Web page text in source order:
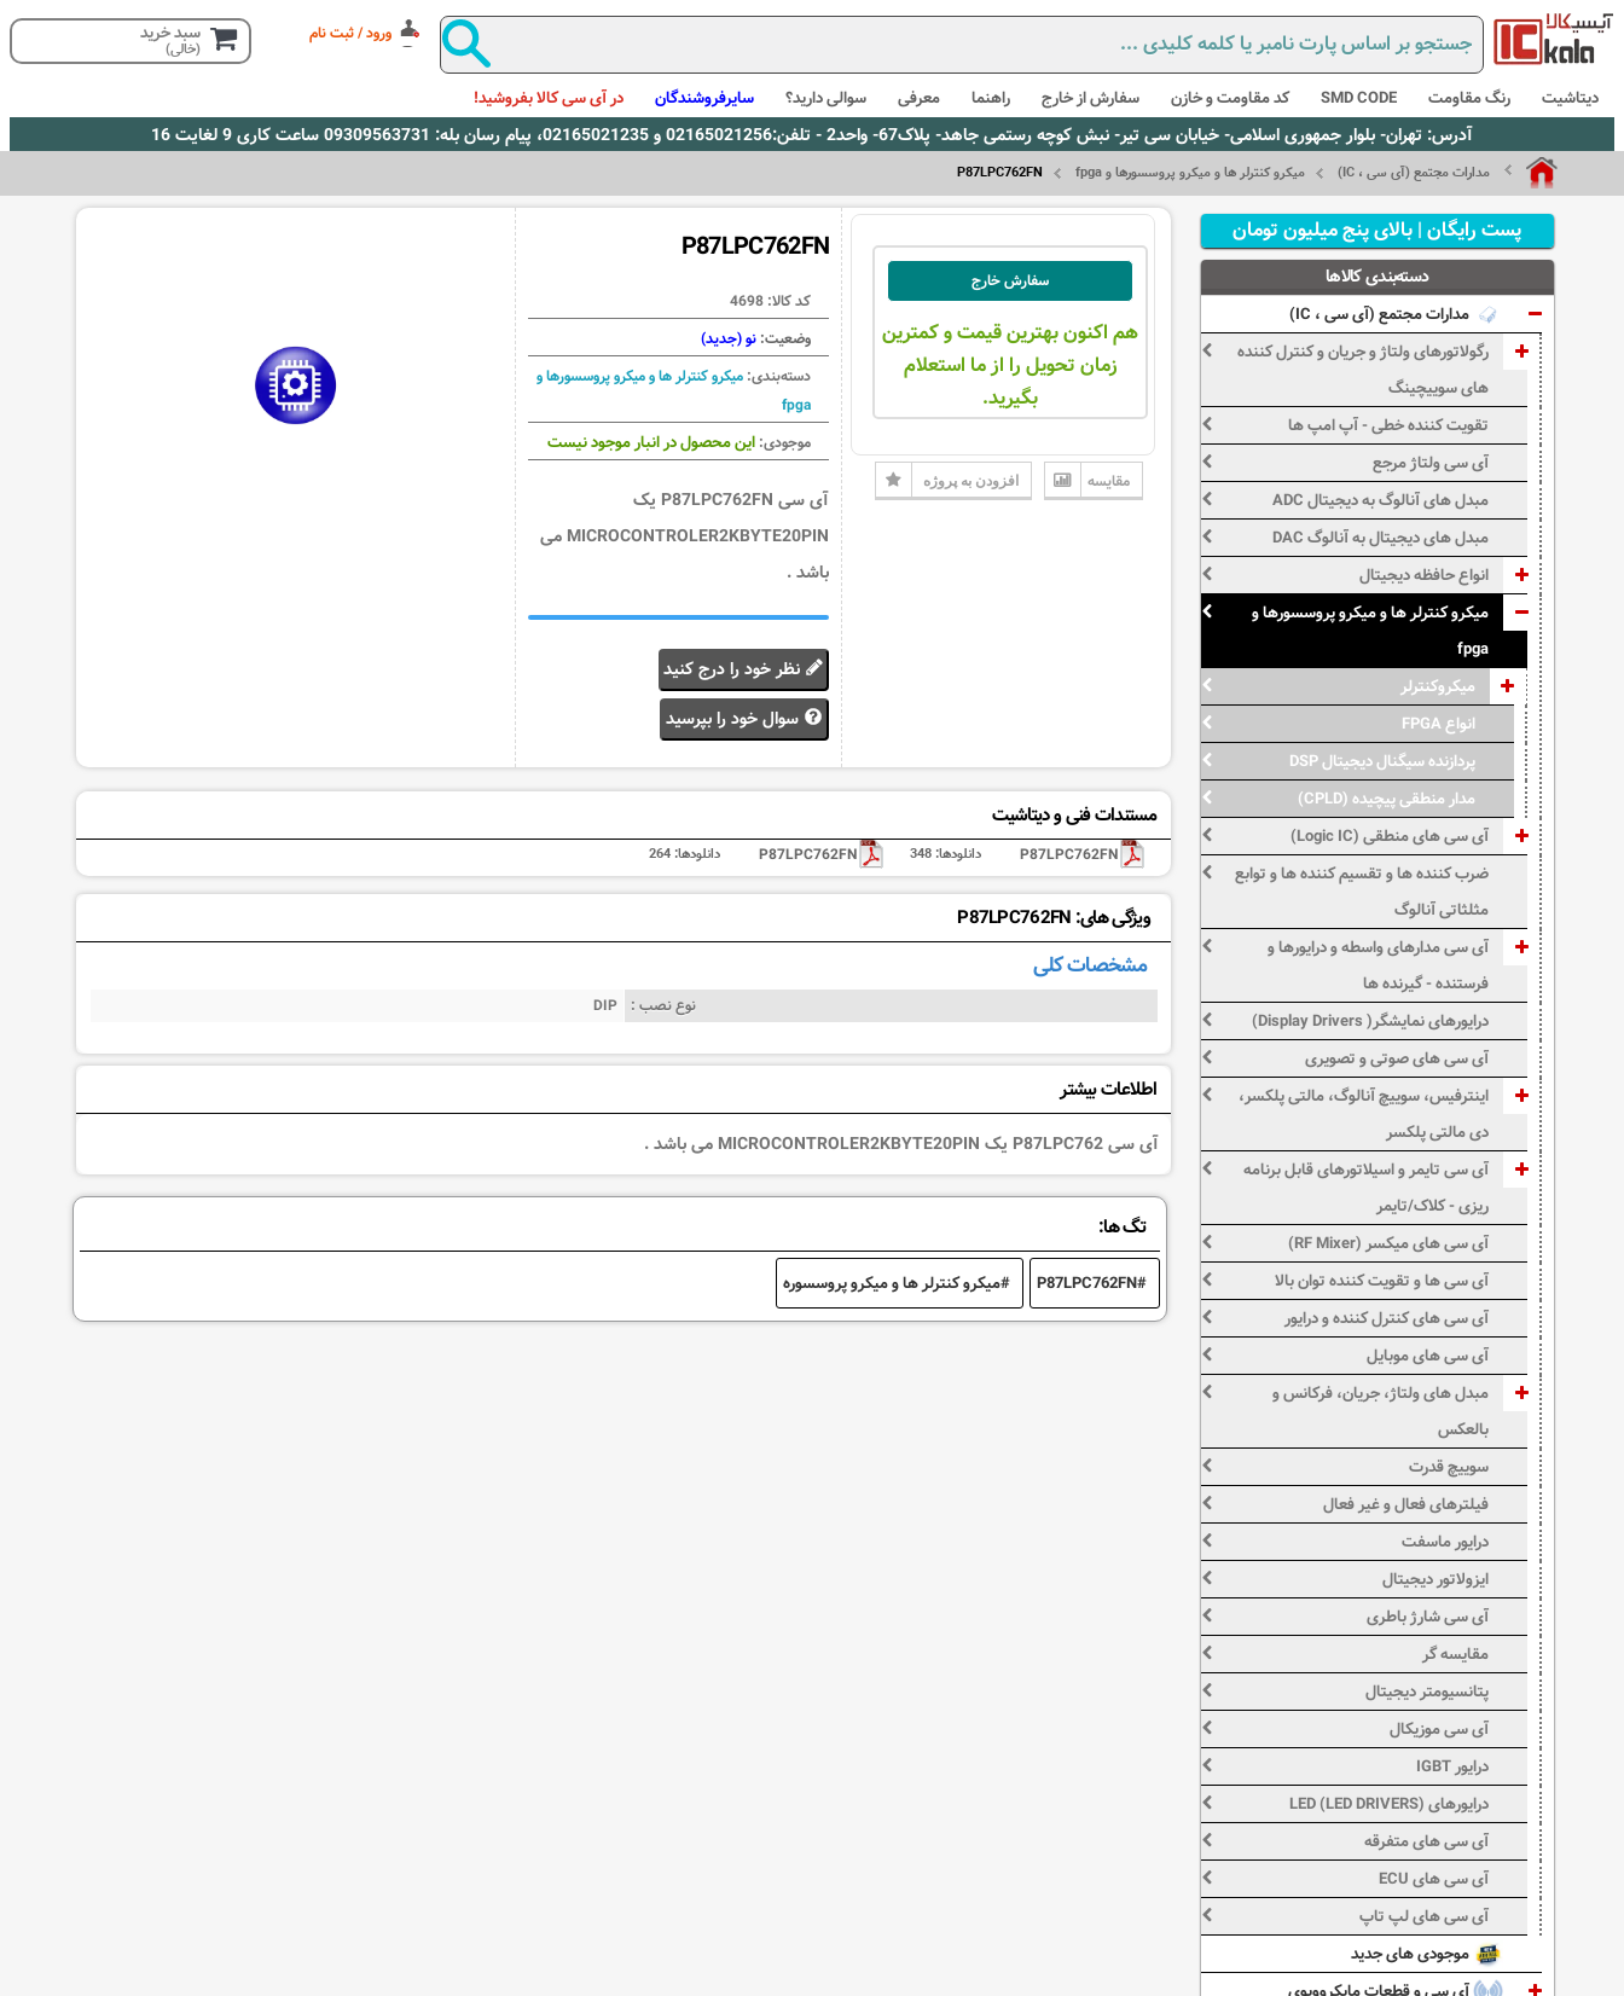
ورود / ثبت نام سبد خرید
(خالی)
دیتاشیت رنگ مقاومت SMD CODE کد مقاومت و خازن سفارش از خارج راهنما معرفی سوالی دارید؟ سایرفروشندگان در آی سی کالا بفروشید!
آدرس: تهران- بلوار جمهوری اسلامی- خیابان سی تیر- نبش کوچه رستمی جاهد- پلاک67- واحد2 - تلفن:02165021256 و 02165021235، پیام رسان بله: 09309563731 ساعت کاری 9 لغایت 16
مدارات مجتمع (آی سی ، IC) میکرو کنترلر ها و میکرو پروسسورها و fpga P87LPC762FN
P87LPC762FN
کد کالا: 4698
وضعیت: نو (جدید)
دسته‌بندی: میکرو کنترلر ها و میکرو پروسسورها و
fpga
موجودی: این محصول در انبار موجود نیست
آی سی P87LPC762FN یک
MICROCONTROLER2KBYTE20PIN می
باشد .
نظر خود را درج کنید
سوال خود را بپرسید
سفارش خارج
هم اکنون بهترین قیمت و کمترین
زمان تحویل را از ما استعلام
بگیرید.
مقایسه افزودن به پروژه
مستندات فنی و دیتاشیت
P87LPC762FN دانلودها:348
P87LPC762FN دانلودها:264
ویژگی های: P87LPC762FN
مشخصات کلی
نوع نصب : DIP
اطلاعات بیشتر
آی سی P87LPC762 یک MICROCONTROLER2KBYTE20PIN می باشد .
تگ ها:
P87LPC762FN میکرو کنترلر ها و میکرو پروسسوره
پست رایگان | بالای پنج میلیون تومان
دسته‌بندی کالاها
مدارات مجتمع (آی سی ، IC)
رگولاتورهای ولتاژ و جریان و کنترل کننده
های سوییچینگ
تقویت کننده خطی - آپ امپ ها
آی سی ولتاژ مرجع
مبدل های آنالوگ به دیجیتال ADC
مبدل های دیجیتال به آنالوگ DAC
انواع حافظه دیجیتال
میکرو کنترلر ها و میکرو پروسسورها و
fpga
میکروکنترلر
انواع FPGA
پردازنده سیگنال دیجیتال DSP
مدار منطقی پیچیده (CPLD)
آی سی های منطقی (Logic IC)
ضرب کننده ها و تقسیم کننده ها و توابع
مثلثاتی آنالوگ
آی سی مدارهای واسطه و درایورها و
فرستنده - گیرنده ها
درایورهای نمایشگر( Display Drivers)
آی سی های صوتی و تصویری
اینترفیس، سوییچ آنالوگ، مالتی پلکسر،
دی مالتی پلکسر
آی سی تایمر و اسیلاتورهای قابل برنامه
ریزی - کلاک/تایمر
آی سی های میکسر (RF Mixer)
آی سی ها و تقویت کننده توان بالا
آی سی های کنترل کننده و درایور
آی سی های موبایل
مبدل های ولتاژ، جریان، فرکانس و
بالعکس
سوییچ قدرت
فیلترهای فعال و غیر فعال
درایور ماسفت
ایزولاتور دیجیتال
آی سی شارژ باطری
مقایسه گر
پتانسیومتر دیجیتال
آی سی موزیکال
درایور IGBT
درایورهای LED (LED DRIVERS)
آی سی های متفرقه
آی سی های ECU
آی سی های لپ تاپ
موجودی های جدید